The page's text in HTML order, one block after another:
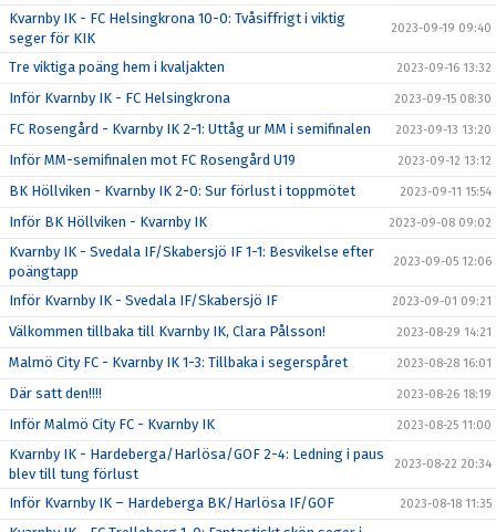
Kvarnby IK - FC Helsingkrona 10-0: Tvåsiffrigt i viktig
seger för KIK
2023-09-19 09:40
Tre viktiga poäng hem i kvaljakten 2023-09-16 13:32
Inför Kvarnby IK - FC Helsingkrona 2023-09-15 08:30
FC Rosengård - Kvarnby IK 2-1: Uttåg ur MM i semifinalen 2023-09-13 13:20
Inför MM-semifinalen mot FC Rosengård U19 2023-09-12 13:12
BK Höllviken - Kvarnby IK 2-0: Sur förlust i toppmötet 2023-09-11 15:54
Inför BK Höllviken - Kvarnby IK 2023-09-08 09:02
Kvarnby IK - Svedala IF/Skabersjö IF 1-1: Besvikelse efter
poängtapp
2023-09-05 12:06
Inför Kvarnby IK - Svedala IF/Skabersjö IF 2023-09-01 09:21
Välkommen tillbaka till Kvarnby IK, Clara Pålsson! 2023-08-29 14:21
Malmö City FC - Kvarnby IK 1-3: Tillbaka i segerspåret 2023-08-28 16:01
Där satt den!!!! 2023-08-26 18:19
Inför Malmö City FC - Kvarnby IK 2023-08-25 11:00
Kvarnby IK - Hardeberga/Harlösa/GOF 2-4: Ledning i paus
blev till tung förlust
2023-08-22 20:34
Inför Kvarnby IK – Hardeberga BK/Harlösa IF/GOF 2023-08-18 11:35